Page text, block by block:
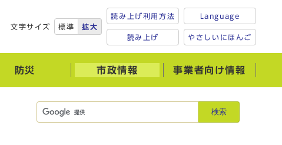
文字サイズ 標準 拡大
読み上げ利用方法
読み上げ
Language
やさしいにほんご
防災 市政情報 事業者向け情報
検索